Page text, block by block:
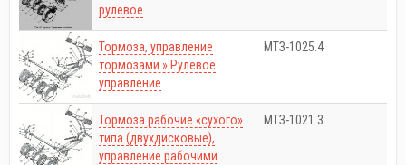
рулевое
Тормоза, управление
тормозами » Рулевое
управление
МТЗ-1025.4
Тормоза рабочие «сухого»
типа (двухдисковые),
управление рабочими
МТЗ-1021.3